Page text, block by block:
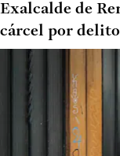
Exalcalde de
cárcel por